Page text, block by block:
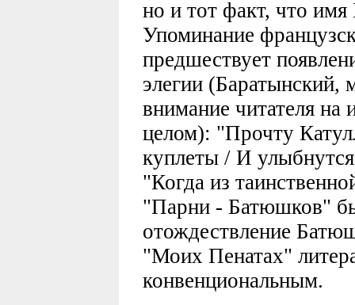
но и тот факт, что имя
Упоминание
предшествует
элегии
внимание читателя на
целом): "Прочту
куплеты / И
"Когда из
"Парни - Батюшков"
отождествление
"Моих Пенатах"
конвенциональным.